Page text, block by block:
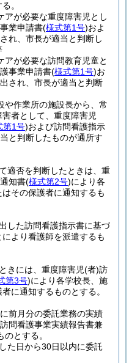
。
アが必要な重度障害児とし
業申請書(様式第1号)およ
れ、市長が適当と判断し
アが必要な訪問教育児童と
事業申請書(様式第1号)お
され、市長が適当と判断
や作業所の施設長から、常
者として、重度障害児
第1号)および訪問看護指示
と判断したものが通所す
適否を判断したときは、重
知書(様式第2号)により各
その保護者に通知するも
した訪問看護指示書に基づ
より看護師を派遣するも
きには、重度障害児(者)訪
第3号)により各学校長、施
に通知するものとする。
前月分の委託業務の実績
訪問看護事業実績報告書兼
のとする。
た日から30日以内に委託